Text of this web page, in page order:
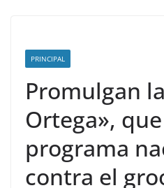
PRINCIPAL
Promulgan
Ortega»,
programa
contra el